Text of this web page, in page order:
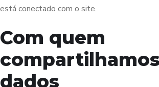
está conectado com o site.
Com quem
dados